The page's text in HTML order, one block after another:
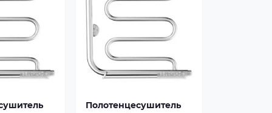
Полотенцесушитель